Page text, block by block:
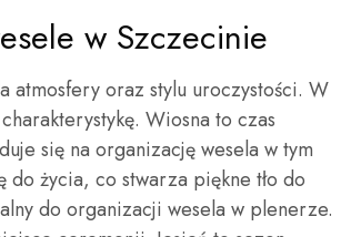
w Szczecinie
oraz stylu uroczystości. W
Wiosna to czas
się na organizację wesela w tym
życia, co stwarza piękne tło do
do organizacji wesela w plenerze.